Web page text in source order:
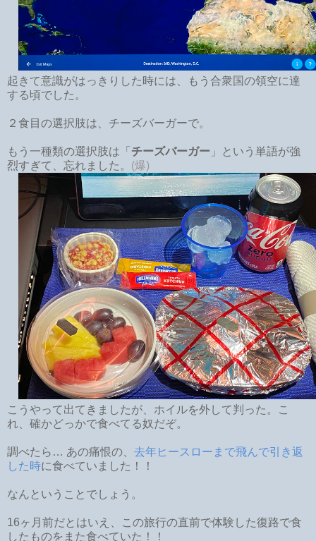
起きて意識がはっきりした時には、もう合衆国の領空に達
する頃でした。
２食目の選択肢は、チーズバーガーで。
もう一種類の選択肢は「 チーズバーガー 」という単語が強
烈すぎて、忘れました。 (爆)
こうやって出てきましたが、ホイルを外して判った。こ
れ、確かどっかで食べてる奴だぞ。
調べたら… あの痛恨の、 去年ヒースローまで飛んで引き返
した時に食べていました！！
なんということでしょう。
16ヶ月前だとはいえ、この旅行の直前で体験した復路で食
したものをまた食べていた！！